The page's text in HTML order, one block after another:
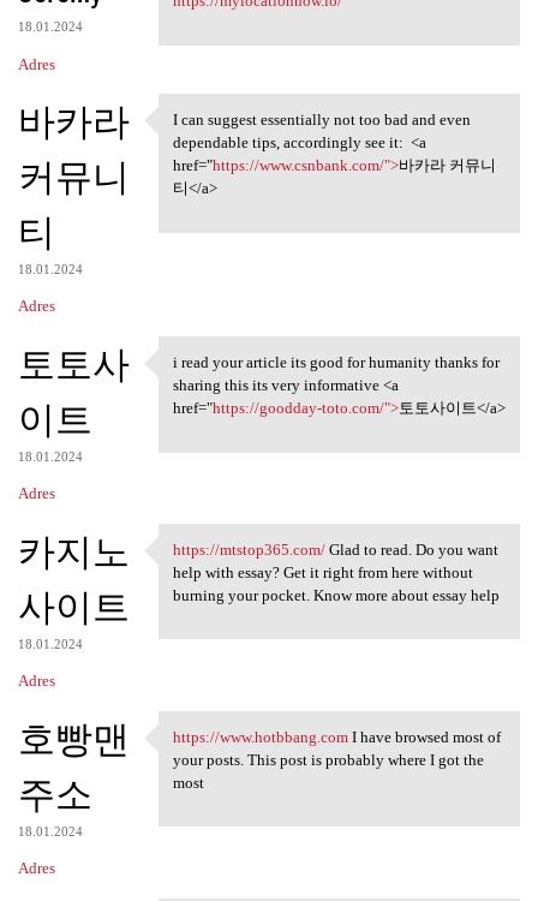
18.01.2024
Adres
바카라
커뮤니
티
18.01.2024
Adres
I can suggest essentially not
I can suggest essentially not too bad and even
dependable tips, accordingly see it: <a
href="https://www.csnbank.com/">바카라 커뮤니
티</a>
토토사
이트
18.01.2024
Adres
i read your article its good
i read your article its good for humanity thanks for
sharing this its very informative <a
href="https://goodday-toto.com/">토토사이트</a>
카지노
사이트
18.01.2024
Adres
https://mtstop365.com/ Glad
https://mtstop365.com/Glad to read. Do you want
help with essay? Get it right from here without
burning your pocket. Know more about essay help
호빵맨
주소
18.01.2024
Adres
https://www.hotbbang.com I
https://www.hotbbang.comI have browsed most of
your posts. This post is probably where I got the
most